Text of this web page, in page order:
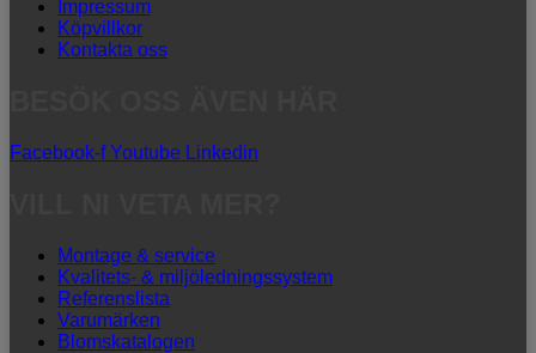
Impressum
Köpvillkor
Kontakta oss
Facebook-f Youtube Linkedin
Montage & service
Kvalitets- & miljöledningssystem
Referenslista
Varumärken
Blomskatalogen